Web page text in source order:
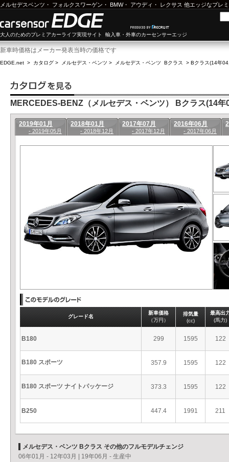
メルセデスベンツ ・ フォルクスワーゲン ・ BMW・ アウディ ・ レクサス 他エッジなプレ
大人のためのプレミアカーライフ実現サイト 輸入車・外車のカーセンサーエッジ
新車時価格はメーカー発表当時の価格です
EDGE.net > カタログ > メルセデス・ベンツ > メルセデス・ベンツ Bクラス > Bクラス(14年
MERCEDES-BENZ（メルセデス・ベンツ） Bクラス(14年
2019年01月
- 2019年05月
2018年01月
- 2018年12月
2017年07月
- 2017年12月
2016年06月
- 2017年06月
グレード名
新車価格
（万円）
排気量
(cc)
最高出
(馬力)
B180 299 1595 122
B180 スポーツ 357.9 1595 122
B180 スポーツ ナイトパッケージ 373.3 1595 122
B250 447.4 1991 211
メルセデス・ベンツ Bクラス その他のフルモデルチェンジ
06年01月 - 12年03月
19年06月 - 生産中